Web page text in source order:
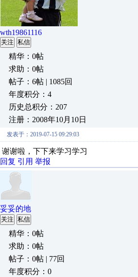
wth19861116
关注 私信
精华：0帖
求助：0帖
帖子：6帖 | 1085回
年度积分：4
历史总积分：207
注册：2008年10月10日
发表于：2019-07-15 09:29:03
谢谢啦，下下来学习学习
回复 引用 举报
妥妥的地
关注 私信
精华：0帖
求助：0帖
帖子：0帖 | 77回
年度积分：0